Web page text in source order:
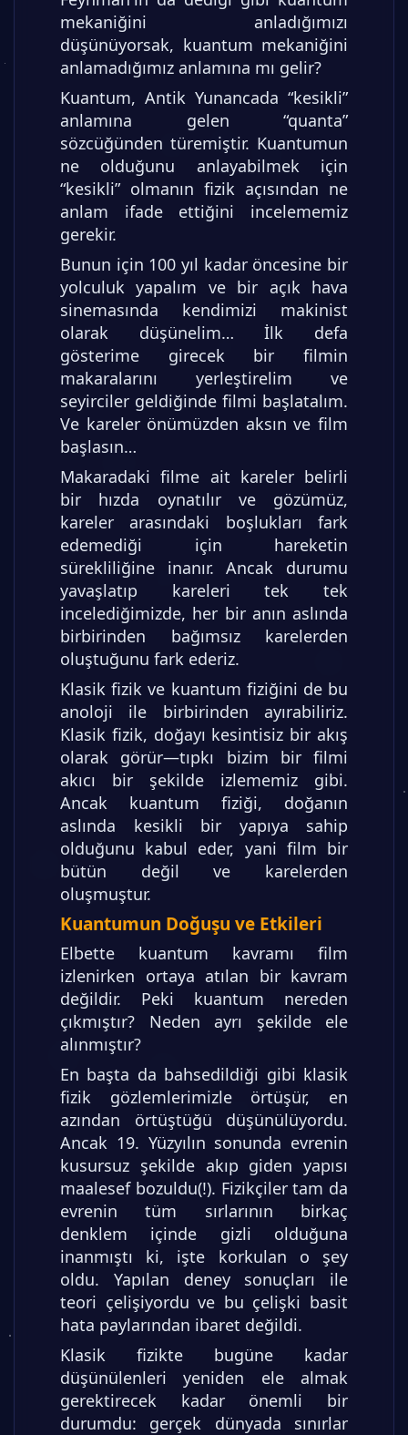
mekaniğini anladığımızı
düşünüyorsak, kuantum mekaniğini
anlamadığımız anlamına mı gelir?
Kuantum, Antik Yunancada “kesikli”
anlamına gelen “quanta”
sözcüğünden türemiştir. Kuantumun
ne olduğunu anlayabilmek için
“kesikli” olmanın fizik açısından ne
anlam ifade ettiğini incelememiz
gerekir.
Bunun için 100 yıl kadar öncesine bir
yolculuk yapalım ve bir açık hava
sinemasında kendimizi makinist
olarak düşünelim… İlk defa
gösterime girecek bir filmin
makaralarını yerleştirelim ve
seyirciler geldiğinde filmi başlatalım.
Ve kareler önümüzden aksın ve film
başlasın…
Makaradaki filme ait kareler belirli
bir hızda oynatılır ve gözümüz,
kareler arasındaki boşlukları fark
edemediği için hareketin
sürekliliğine inanır. Ancak durumu
yavaşlatıp kareleri tek tek
incelediğimizde, her bir anın aslında
birbirinden bağımsız karelerden
oluştuğunu fark ederiz.
Klasik fizik ve kuantum fiziğini de bu
anoloji ile birbirinden ayırabiliriz.
Klasik fizik, doğayı kesintisiz bir akış
olarak görür—tıpkı bizim bir filmi
akıcı bir şekilde izlememiz gibi.
Ancak kuantum fiziği, doğanın
aslında kesikli bir yapıya sahip
olduğunu kabul eder, yani film bir
bütün değil ve karelerden
oluşmuştur.
Kuantumun Doğuşu ve Etkileri
Elbette kuantum kavramı film
izlenirken ortaya atılan bir kavram
değildir. Peki kuantum nereden
çıkmıştır? Neden ayrı şekilde ele
alınmıştır?
En başta da bahsedildiği gibi klasik
fizik gözlemlerimizle örtüşür, en
azından örtüştüğü düşünülüyordu.
Ancak 19. Yüzyılın sonunda evrenin
kusursuz şekilde akıp giden yapısı
maalesef bozuldu(!). Fizikçiler tam da
evrenin tüm sırlarının birkaç
denklem içinde gizli olduğuna
inanmıştı ki, işte korkulan o şey
oldu. Yapılan deney sonuçları ile
teori çelişiyordu ve bu çelişki basit
hata paylarından ibaret değildi.
Klasik fizikte bugüne kadar
düşünülenleri yeniden ele almak
gerektirecek kadar önemli bir
durumdu: gerçek dünyada sınırlar